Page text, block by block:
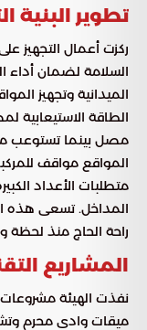
تطوير البنية
ركزت أعمال التجهيز
السلامة لضمان
الميدانية وتجهيز
المواقع مواقف
متطلبات الأعداد
المداخل. تسعى هذه
راحة الحاج منذ لحظة
المشاريع
نفذت الهيئة
ميقات وادي محرم